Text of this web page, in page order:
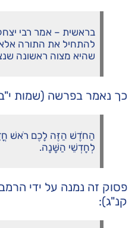
בראשית – אמר רבי
להתחיל את התורה
שהיא מצוה ראשונה
כך נאמר בפרשה (שמות
הַחֹדֶשׁ הַזֶּה לָכֶם רֹאשׁ
לְחָדְשֵׁי הַשָּׁנָה.
פסוק זה נמנה על ידי
קנ"ג):